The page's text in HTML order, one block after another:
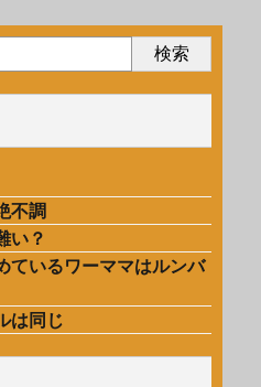
検索
不調
い？
ているワーママはルンバ
は同じ